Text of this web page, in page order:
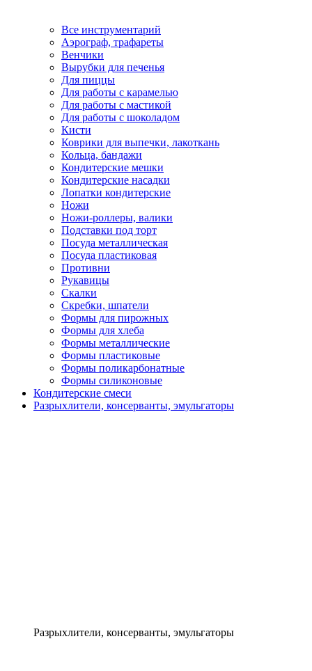
Все инструментарий
Аэрограф, трафареты
Венчики
Вырубки для печенья
Для пиццы
Для работы с карамелью
Для работы с мастикой
Для работы с шоколадом
Кисти
Коврики для выпечки, лакоткань
Кольца, бандажи
Кондитерские мешки
Кондитерские насадки
Лопатки кондитерские
Ножи
Ножи-роллеры, валики
Подставки под торт
Посуда металлическая
Посуда пластиковая
Противни
Рукавицы
Скалки
Скребки, шпатели
Формы для пирожных
Формы для хлеба
Формы металлические
Формы пластиковые
Формы поликарбонатные
Формы силиконовые
Кондитерские смеси
Разрыхлители, консерванты, эмульгаторы
Разрыхлители, консерванты, эмульгаторы